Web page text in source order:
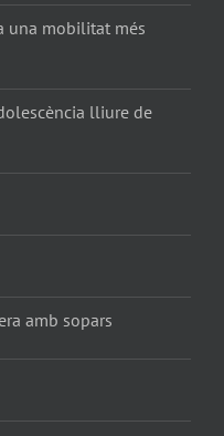
una mobilitat més
lliure de
amb sopars